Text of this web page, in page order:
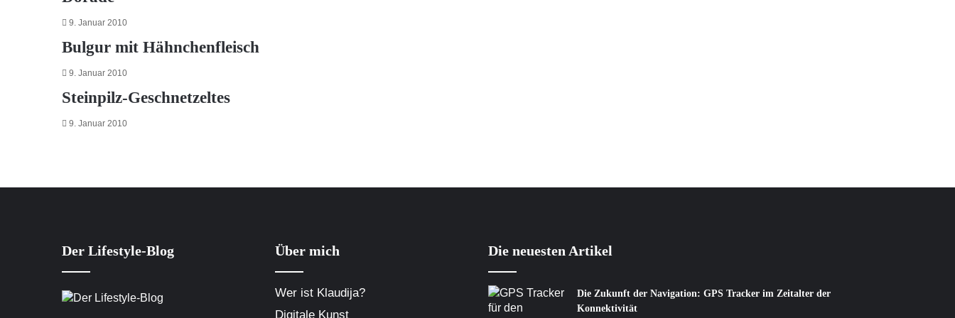
9. Januar 2010
Bulgur mit Hähnchenfleisch
9. Januar 2010
Steinpilz-Geschnetzeltes
9. Januar 2010
Der Lifestyle-Blog Über mich
Wer ist Klaudija?
Digitale Kunst
Die neuesten Artikel
Die Zukunft der Navigation: GPS Tracker im Zeitalter der
Konnektivität